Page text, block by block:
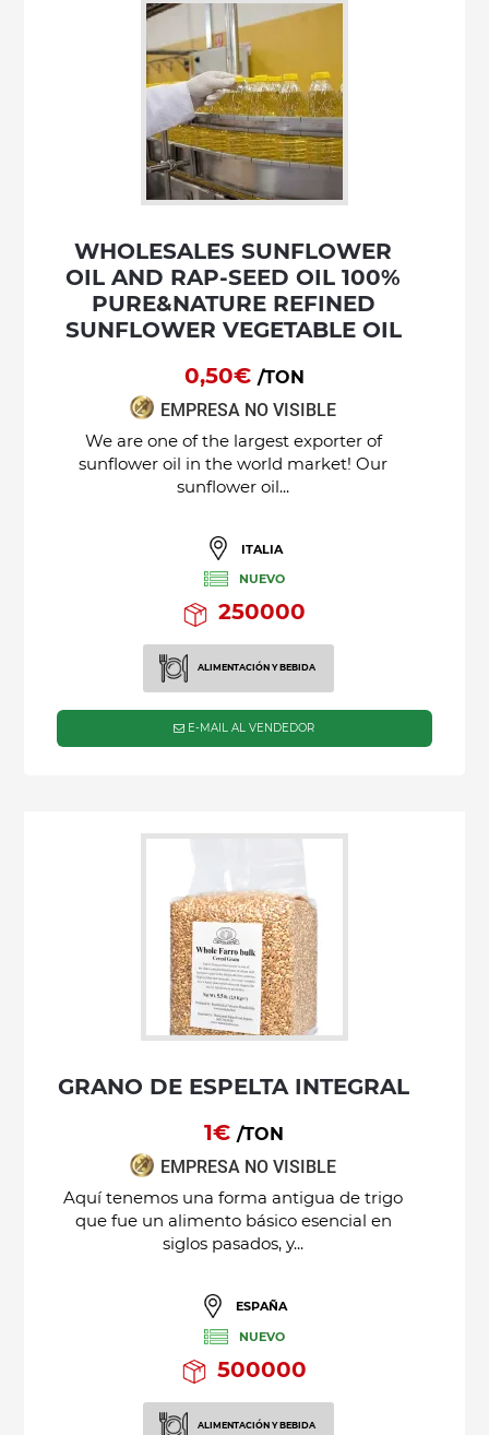
WHOLESALES SUNFLOWER
OIL AND RAP-SEED OIL 100%
PURE&NATURE REFINED
SUNFLOWER VEGETABLE OIL
0,50€ /TON
EMPRESA NO VISIBLE
We are one of the largest exporter of
sunflower oil in the world market! Our
sunflower oil...
ITALIA
NUEVO
250000
ALIMENTACIÓN Y BEBIDA
E-MAIL AL VENDEDOR
GRANO DE ESPELTA INTEGRAL
1€/TON
EMPRESA NO VISIBLE
Aquí tenemos una forma antigua de trigo
que fue un alimento básico esencial en
siglos pasados, y...
ESPAÑA
NUEVO
500000
ALIMENTACIÓN Y BEBIDA